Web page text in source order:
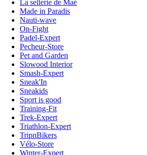
La sellerie de Maé
Made in Paradis
Nauti-wave
On-Fight
Padel-Expert
Pecheur-Store
Pet and Garden
Slowood Interior
Smash-Expert
Sneak'In
Sneakids
Sport is good
Training-Fit
Trek-Expert
Triathlon-Expert
TripnBikers
Vélo-Store
Winter-Expert